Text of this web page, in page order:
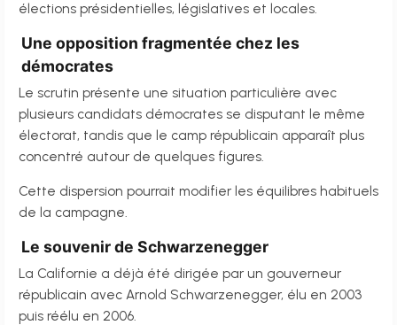
élections présidentielles, législatives et locales.
Une opposition fragmentée chez les
démocrates
Le scrutin présente une situation particulière avec
plusieurs candidats démocrates se disputant le même
électorat, tandis que le camp républicain apparaît plus
concentré autour de quelques figures.
Cette dispersion pourrait modifier les équilibres habituels
de la campagne.
Le souvenir de Schwarzenegger
La Californie a déjà été dirigée par un gouverneur
républicain avec Arnold Schwarzenegger, élu en 2003
puis réélu en 2006.